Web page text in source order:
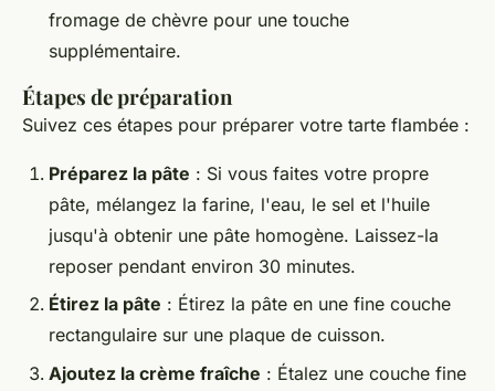
fromage de chèvre pour une touche
supplémentaire.
Étapes de préparation
Suivez ces étapes pour préparer votre tarte flambée :
Préparez la pâte : Si vous faites votre propre
pâte, mélangez la farine, l'eau, le sel et l'huile
jusqu'à obtenir une pâte homogène. Laissez-la
reposer pendant environ 30 minutes.
Étirez la pâte : Étirez la pâte en une fine couche
rectangulaire sur une plaque de cuisson.
Ajoutez la crème fraîche : Étalez une couche fine